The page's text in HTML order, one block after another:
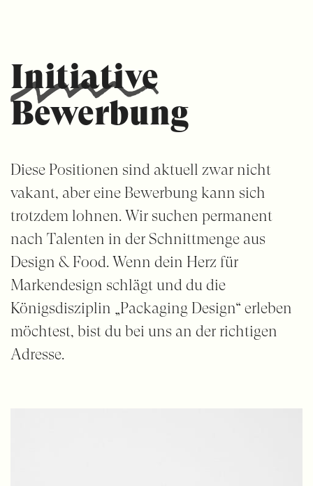
Initiative
Bewerbung
Diese Positionen sind aktuell zwar nicht
vakant, aber eine Bewerbung kann sich
trotzdem lohnen. Wir suchen permanent
nach Talenten in der Schnittmenge aus
Design & Food. Wenn dein Herz für
Markendesign schlägt und du die
Königsdisziplin „Packaging Design“ erleben
möchtest, bist du bei uns an der richtigen
Adresse.